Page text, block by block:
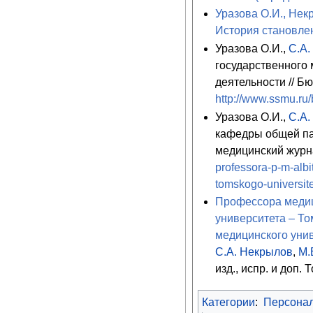
Уразова О.И.,
История
Уразова О.И.,С.А.
деятельности //
http://
Уразова О.И.,С.А.
кафедры общей
медицинский
professora-p-m-
tomskogo-
Профессора
университета –
медицинского
С.А. Некрылов,
изд., испр. и доп.
Категории: